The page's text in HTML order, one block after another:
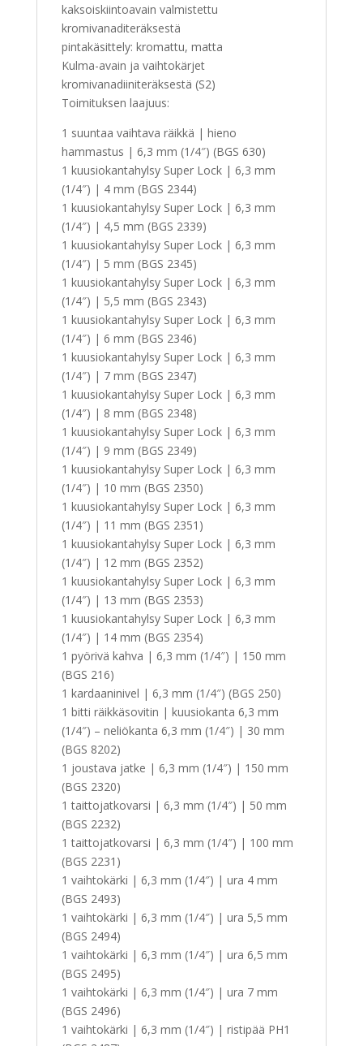
kaksoiskiintoavain valmistettu
kromivanaditeräksestä
pintakäsittely: kromattu, matta
Kulma-avain ja vaihtokärjet
kromivanadiiniteräksestä (S2)
Toimituksen laajuus:
1 suuntaa vaihtava räikkä | hieno
hammastus | 6,3 mm (1/4″) (BGS 630)
1 kuusiokantahylsy Super Lock | 6,3 mm
(1/4″) | 4 mm (BGS 2344)
1 kuusiokantahylsy Super Lock | 6,3 mm
(1/4″) | 4,5 mm (BGS 2339)
1 kuusiokantahylsy Super Lock | 6,3 mm
(1/4″) | 5 mm (BGS 2345)
1 kuusiokantahylsy Super Lock | 6,3 mm
(1/4″) | 5,5 mm (BGS 2343)
1 kuusiokantahylsy Super Lock | 6,3 mm
(1/4″) | 6 mm (BGS 2346)
1 kuusiokantahylsy Super Lock | 6,3 mm
(1/4″) | 7 mm (BGS 2347)
1 kuusiokantahylsy Super Lock | 6,3 mm
(1/4″) | 8 mm (BGS 2348)
1 kuusiokantahylsy Super Lock | 6,3 mm
(1/4″) | 9 mm (BGS 2349)
1 kuusiokantahylsy Super Lock | 6,3 mm
(1/4″) | 10 mm (BGS 2350)
1 kuusiokantahylsy Super Lock | 6,3 mm
(1/4″) | 11 mm (BGS 2351)
1 kuusiokantahylsy Super Lock | 6,3 mm
(1/4″) | 12 mm (BGS 2352)
1 kuusiokantahylsy Super Lock | 6,3 mm
(1/4″) | 13 mm (BGS 2353)
1 kuusiokantahylsy Super Lock | 6,3 mm
(1/4″) | 14 mm (BGS 2354)
1 pyörivä kahva | 6,3 mm (1/4″) | 150 mm
(BGS 216)
1 kardaaninivel | 6,3 mm (1/4″) (BGS 250)
1 bitti räikkäsovitin | kuusiokanta 6,3 mm
(1/4″) – neliökanta 6,3 mm (1/4″) | 30 mm
(BGS 8202)
1 joustava jatke | 6,3 mm (1/4″) | 150 mm
(BGS 2320)
1 taittojatkovarsi | 6,3 mm (1/4″) | 50 mm
(BGS 2232)
1 taittojatkovarsi | 6,3 mm (1/4″) | 100 mm
(BGS 2231)
1 vaihtokärki | 6,3 mm (1/4″) | ura 4 mm
(BGS 2493)
1 vaihtokärki | 6,3 mm (1/4″) | ura 5,5 mm
(BGS 2494)
1 vaihtokärki | 6,3 mm (1/4″) | ura 6,5 mm
(BGS 2495)
1 vaihtokärki | 6,3 mm (1/4″) | ura 7 mm
(BGS 2496)
1 vaihtokärki | 6,3 mm (1/4″) | ristipää PH1